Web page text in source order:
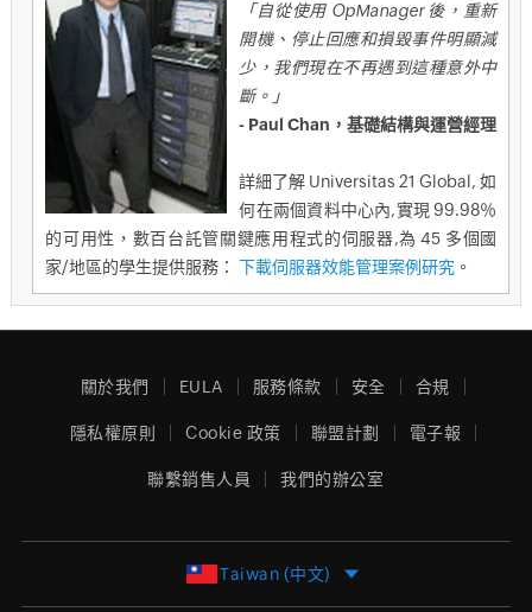
「自從使用 OpManager 後，重新
開機、停止回應和損毀事件明顯減
少，我們現在不再遇到這種意外中
斷。」
- Paul Chan，基礎結構與運營經理
詳細了解 Universitas 21 Global, 如
何在兩個資料中心內,實現 99.98％
的可用性，數百台託管關鍵應用程式的伺服器,為 45 多個國
家/地區的學生提供服務：下載伺服器效能管理案例研究 。
關於我們 EULA 服務條款 安全 合規
隱私權原則 Cookie 政策 聯盟計劃 電子報
聯繫銷售人員 我們的辦公室
Taiwan (中文)